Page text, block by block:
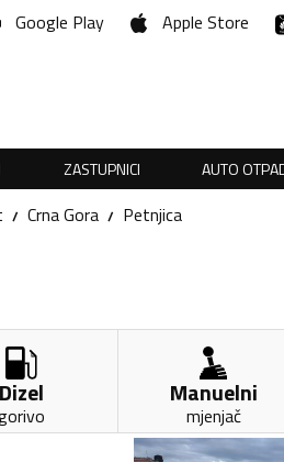
Google Play Apple Store
ZASTUPNICI AUTO
Crna Gora Petnjica
Dizel Manuelni
mjenjač